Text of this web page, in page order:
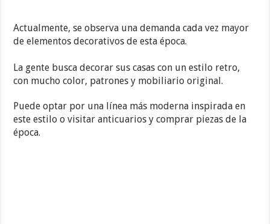
Actualmente, se observa una demanda cada vez mayor
de elementos decorativos de esta época.
La gente busca decorar sus casas con un estilo retro,
con mucho color, patrones y mobiliario original.
Puede optar por una línea más moderna inspirada en
este estilo o visitar anticuarios y comprar piezas de la
época.